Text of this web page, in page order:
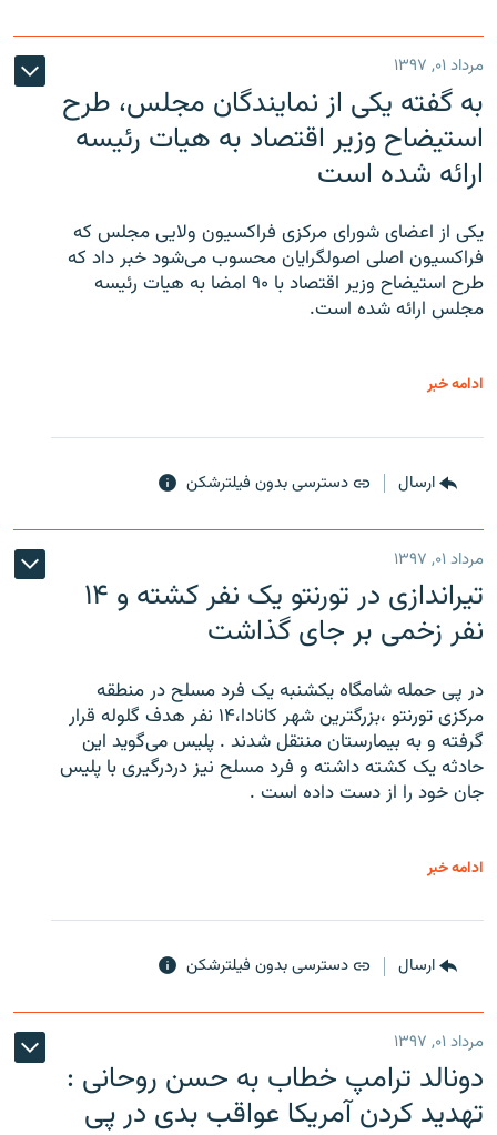
مرداد ۰۱, ۱۳۹۷
به گفته یکی از نمایندگان مجلس، طرح
استیضاح وزیر اقتصاد به هیات رئیسه
ارائه شده است
یکی از اعضای شورای مرکزی فراکسیون ولایی مجلس که
فراکسیون اصلی اصولگرایان محسوب می‌شود خبر داد که
طرح استیضاح وزیر اقتصاد با ۹۰ امضا به هیات رئیسه
مجلس ارائه شده است.
ادامه خبر
ارسال دسترسی بدون فیلترشکن
مرداد ۰۱, ۱۳۹۷
تیراندازی در تورنتو یک نفر کشته و ۱۴
نفر زخمی بر جای گذاشت
در پی حمله شامگاه یکشنبه یک فرد مسلح در منطقه
مرکزی تورنتو ،‌بزرگترین شهر کانادا،۱۴ نفر هدف گلوله قرار
گرفته و به بیمارستان منتقل شدند . پلیس می‌گوید این
حادثه یک کشته داشته و فرد مسلح نیز دردرگیری با پلیس
جان خود را از دست داده است .
ادامه خبر
ارسال دسترسی بدون فیلترشکن
مرداد ۰۱, ۱۳۹۷
دونالد ترامپ خطاب به حسن روحانی :
تهدید کردن آمریکا عواقب بدی در پی